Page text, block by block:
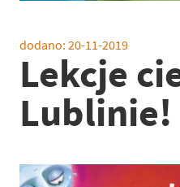
dodano: 20-11-2019
Lekcje
Lublinie!